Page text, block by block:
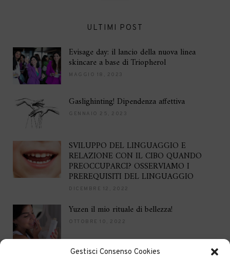
Gestisci Consenso Cookies
ULTIMI POST
Evisage day: il lancio della nuova linea
skincare a base di Triopherol
MAGGIO 18, 2023
Gaslighinting! Dipendenza affettiva
GENNAIO 25, 2023
SVILUPPO DEL LINGUAGGIO E
RELAZIONE CON IL CIBO QUANDO
PREOCCUPARCI? OSSERVIAMO I
PREREQUISITI DEL LINGUAGGIO
DICEMBRE 12, 2022
Yuzen il mio rituale di bellezza!
OTTOBRE 10, 2022